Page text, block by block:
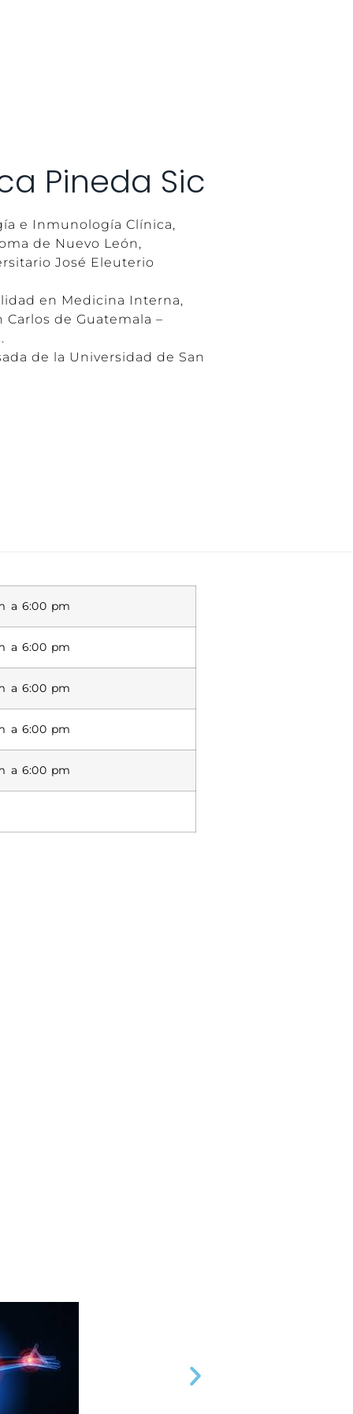
Pineda Sic
e Inmunología Clínica,
de Nuevo León,
José Eleuterio
en Medicina Interna,
de Guatemala –
de la Universidad de San
a 6:00 pm
a 6:00 pm
a 6:00 pm
a 6:00 pm
a 6:00 pm